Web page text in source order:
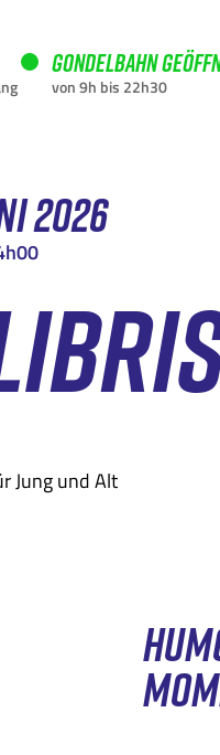
Gondelbahn
von 9h bis 22h30
2026
Jung und Alt